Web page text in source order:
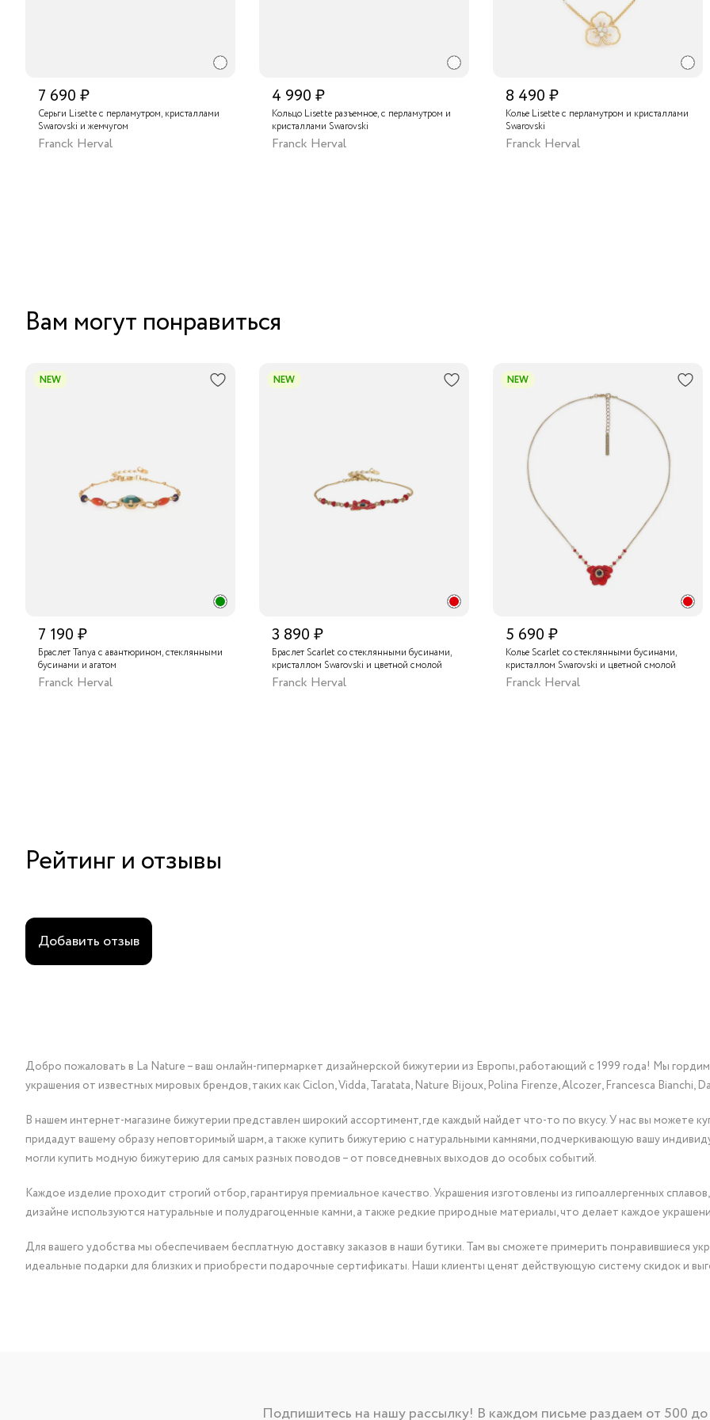
7 690 ₽
Серьги Lisette с перламутром, кристаллами
Swarovski и жемчугом
Franck Herval
4 990 ₽
Кольцо Lisette разъемное, с перламутром и
кристаллами Swarovski
Franck Herval
8 490 ₽
Колье Lisette с перламутром и кристаллами
Swarovski
Franck Herval
Вам могут понравиться
NEW
7 190 ₽
Браслет Tanya с авантюрином, стеклянными
бусинами и агатом
Franck Herval
NEW
3 890 ₽
Браслет Scarlet со стеклянными бусинами,
кристаллом Swarovski и цветной смолой
Franck Herval
NEW
5 690 ₽
Колье Scarlet со стеклянными бусинами,
кристаллом Swarovski и цветной смолой
Franck Herval
Рейтинг и отзывы
Добавить отзыв
Добро пожаловать в La Nature – ваш онлайн-гипермаркет дизайнерской бижутерии из Европы, работающий с 1999 года! Мы
украшения от известных мировых брендов, таких как Ciclon, Vidda, Taratata, Nature Bijoux, Polina Firenze, Alcozer, Francesca Bianchi,
В нашем интернет-магазине бижутерии представлен широкий ассортимент, где каждый найдет что-то по вкусу. У нас вы можете
придадут вашему образу неповторимый шарм, а также купить бижутерию с натуральными камнями, подчеркивающую вашу
могли купить модную бижутерию для самых разных поводов – от повседневных выходов до особых событий.
Каждое изделие проходит строгий отбор, гарантируя премиальное качество. Украшения изготовлены из гипоаллергенных
дизайне используются натуральные и полудрагоценные камни, а также редкие природные материалы, что делает каждое
Для вашего удобства мы обеспечиваем бесплатную доставку заказов в наши бутики. Там вы сможете примерить понравившиеся
идеальные подарки для близких и приобрести подарочные сертификаты. Наши клиенты ценят действующую систему скидок и
Подпишитесь на нашу рассылку! В каждом письме раздаем от 500